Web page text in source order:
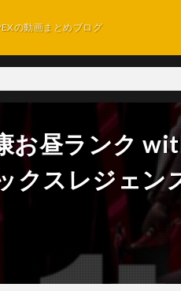
の動画まとめブログ
お昼ランク
クスレジェン